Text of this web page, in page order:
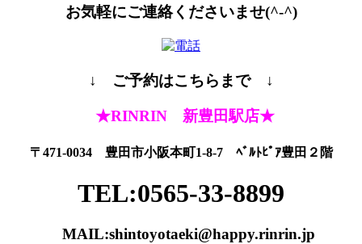
お気軽にご連絡くださいませ(^-^)
↓ ご予約はこちらまで ↓
★RINRIN 新豊田駅店★
〒471-0034 豊田市小阪本町1-8-7 ﾍﾞﾙﾄﾋﾟｱ豊田２階
TEL:0565-33-8899
MAIL:shintoyotaeki@happy.rinrin.jp